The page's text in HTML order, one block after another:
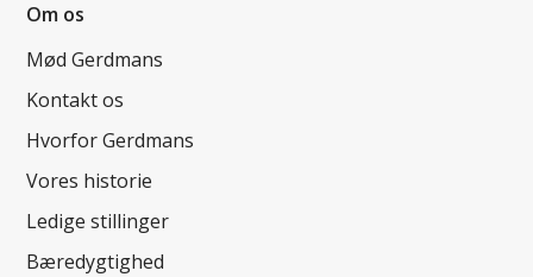
Om os
Mød Gerdmans
Kontakt os
Hvorfor Gerdmans
Vores historie
Ledige stillinger
Bæredygtighed